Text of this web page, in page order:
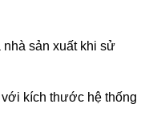
nhà sản xuất khi sử
kích thước hệ thống